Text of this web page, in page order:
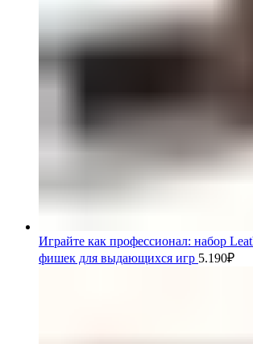
Играйте как профессионал: набор
фишек для выдающихся игр 5.190₽